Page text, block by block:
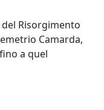
Risorgimento
Camarda,
a quel